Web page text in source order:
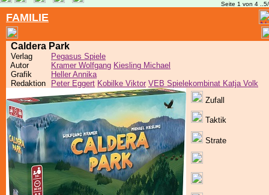
Seite 1 von 4
FAMILIE
Caldera Park
Verlag
Pegasus Spiele
Autor
Kramer Wolfgang Kiesling Michael
Grafik
Heller Annika
Redaktion
Peter Eggert Kobilke Viktor VEB Spielekombinat Katja Volk
Zufall
Taktik
Strate